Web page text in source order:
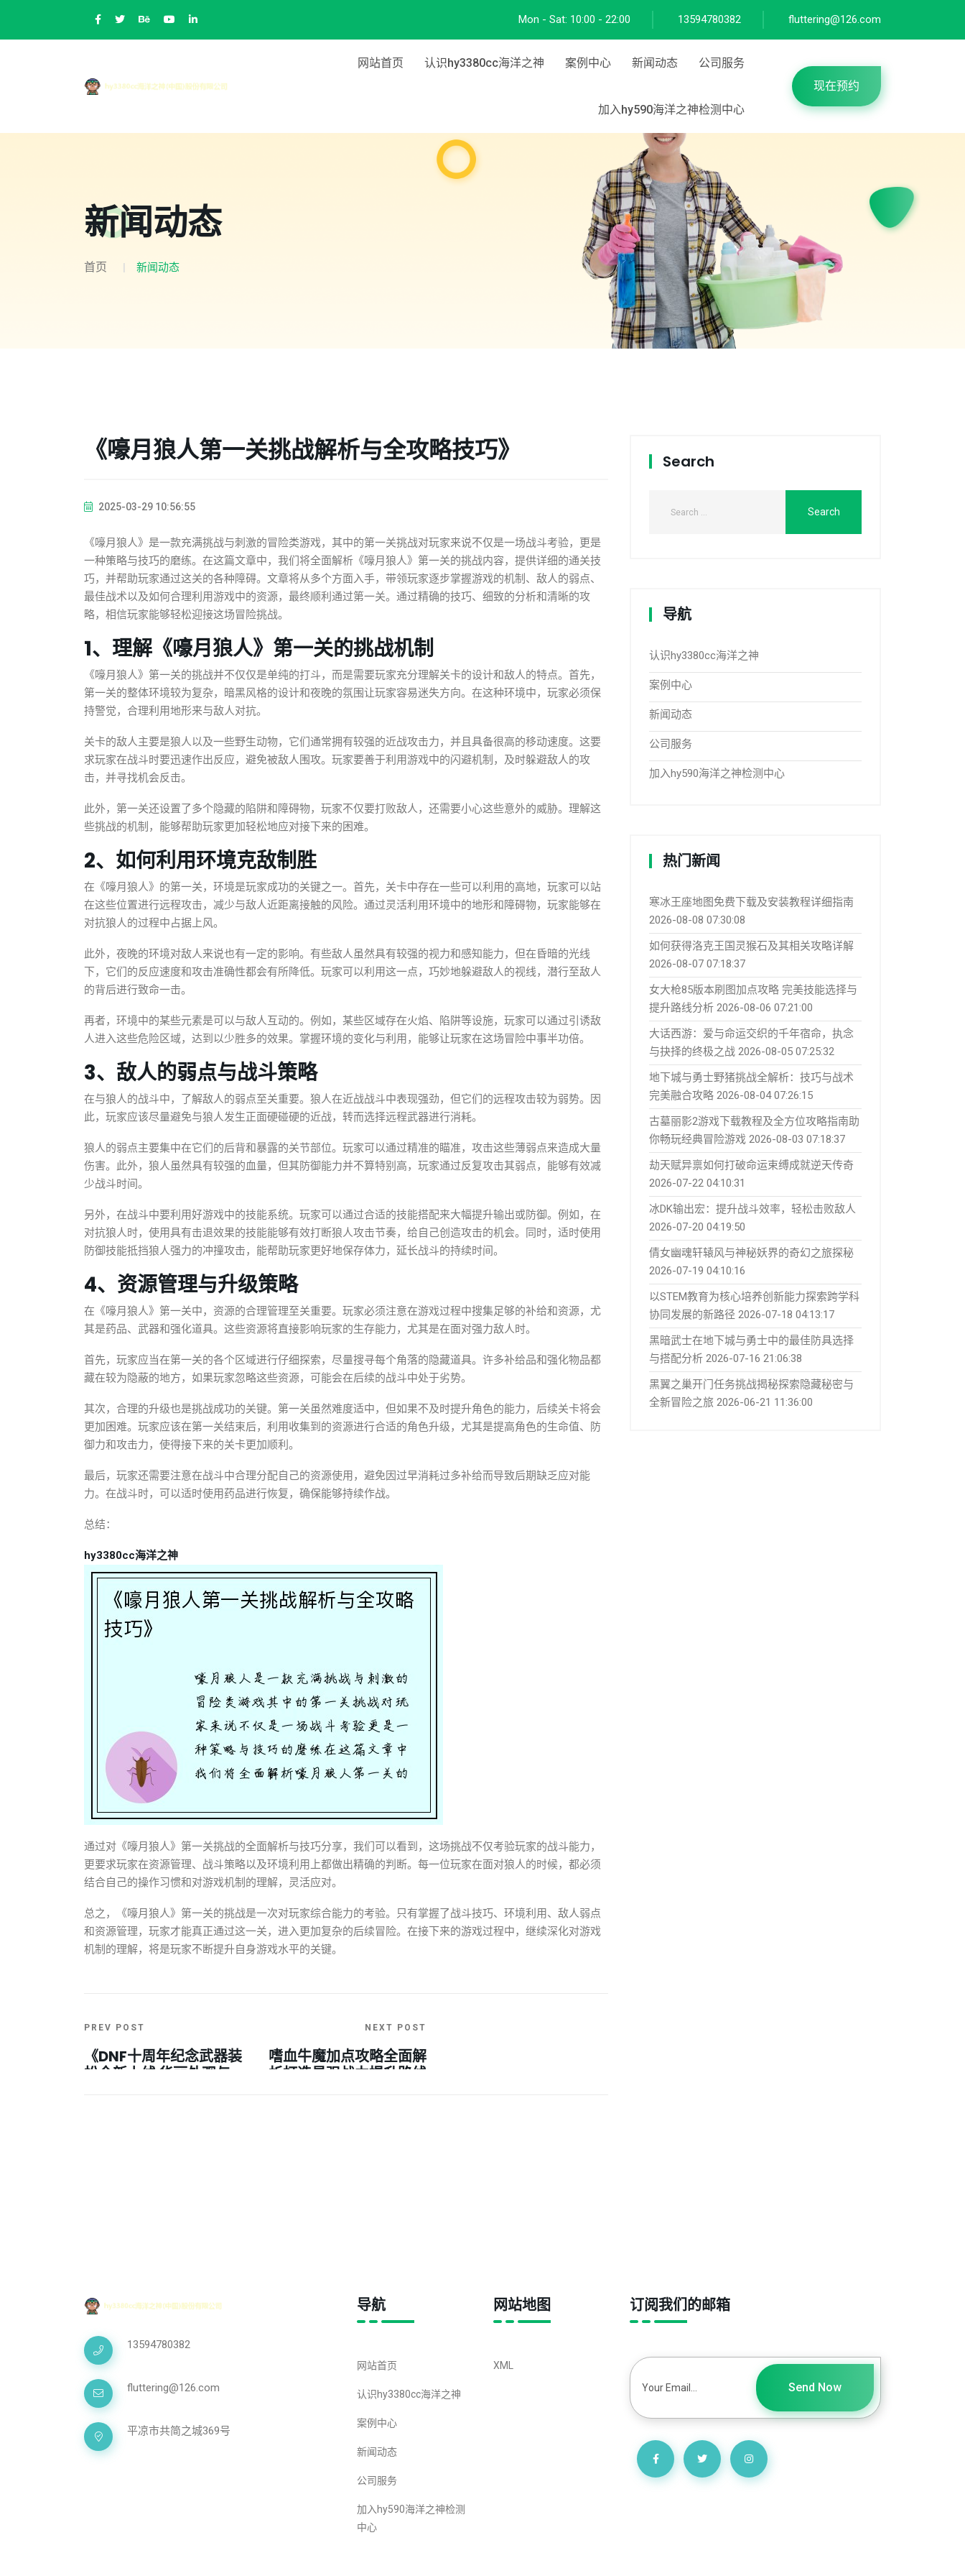
Mon - Sat: 10:00 - 22:00 13594780382 fluttering@126.com
网站首页 认识hy3380cc海洋之神 案例中心 新闻动态 公司服务
加入hy590海洋之神检测中心
现在预约
新闻动态
首页 新闻动态
《嚎月狼人第一关挑战解析与全攻略技巧》
2025-03-29 10:56:55
《嚎月狼人》是一款充满挑战与刺激的冒险类游戏，其中的第一关挑战对玩家来说不仅是一场战斗考验，更是
一种策略与技巧的磨练。在这篇文章中，我们将全面解析《嚎月狼人》第一关的挑战内容，提供详细的通关技
巧，并帮助玩家通过这关的各种障碍。文章将从多个方面入手，带领玩家逐步掌握游戏的机制、敌人的弱点、
最佳战术以及如何合理利用游戏中的资源，最终顺利通过第一关。通过精确的技巧、细致的分析和清晰的攻
略，相信玩家能够轻松迎接这场冒险挑战。
1、理解《嚎月狼人》第一关的挑战机制
《嚎月狼人》第一关的挑战并不仅仅是单纯的打斗，而是需要玩家充分理解关卡的设计和敌人的特点。首先，
第一关的整体环境较为复杂，暗黑风格的设计和夜晚的氛围让玩家容易迷失方向。在这种环境中，玩家必须保
持警觉，合理利用地形来与敌人对抗。
关卡的敌人主要是狼人以及一些野生动物，它们通常拥有较强的近战攻击力，并且具备很高的移动速度。这要
求玩家在战斗时要迅速作出反应，避免被敌人围攻。玩家要善于利用游戏中的闪避机制，及时躲避敌人的攻
击，并寻找机会反击。
此外，第一关还设置了多个隐藏的陷阱和障碍物，玩家不仅要打败敌人，还需要小心这些意外的威胁。理解这
些挑战的机制，能够帮助玩家更加轻松地应对接下来的困难。
2、如何利用环境克敌制胜
在《嚎月狼人》的第一关，环境是玩家成功的关键之一。首先，关卡中存在一些可以利用的高地，玩家可以站
在这些位置进行远程攻击，减少与敌人近距离接触的风险。通过灵活利用环境中的地形和障碍物，玩家能够在
对抗狼人的过程中占据上风。
此外，夜晚的环境对敌人来说也有一定的影响。有些敌人虽然具有较强的视力和感知能力，但在昏暗的光线
下，它们的反应速度和攻击准确性都会有所降低。玩家可以利用这一点，巧妙地躲避敌人的视线，潜行至敌人
的背后进行致命一击。
再者，环境中的某些元素是可以与敌人互动的。例如，某些区域存在火焰、陷阱等设施，玩家可以通过引诱敌
人进入这些危险区域，达到以少胜多的效果。掌握环境的变化与利用，能够让玩家在这场冒险中事半功倍。
3、敌人的弱点与战斗策略
在与狼人的战斗中，了解敌人的弱点至关重要。狼人在近战战斗中表现强劲，但它们的远程攻击较为弱势。因
此，玩家应该尽量避免与狼人发生正面硬碰硬的近战，转而选择远程武器进行消耗。
狼人的弱点主要集中在它们的后背和暴露的关节部位。玩家可以通过精准的瞄准，攻击这些薄弱点来造成大量
伤害。此外，狼人虽然具有较强的血量，但其防御能力并不算特别高，玩家通过反复攻击其弱点，能够有效减
少战斗时间。
另外，在战斗中要利用好游戏中的技能系统。玩家可以通过合适的技能搭配来大幅提升输出或防御。例如，在
对抗狼人时，使用具有击退效果的技能能够有效打断狼人攻击节奏，给自己创造攻击的机会。同时，适时使用
防御技能抵挡狼人强力的冲撞攻击，能帮助玩家更好地保存体力，延长战斗的持续时间。
4、资源管理与升级策略
在《嚎月狼人》第一关中，资源的合理管理至关重要。玩家必须注意在游戏过程中搜集足够的补给和资源，尤
其是药品、武器和强化道具。这些资源将直接影响玩家的生存能力，尤其是在面对强力敌人时。
首先，玩家应当在第一关的各个区域进行仔细探索，尽量搜寻每个角落的隐藏道具。许多补给品和强化物品都
藏在较为隐蔽的地方，如果玩家忽略这些资源，可能会在后续的战斗中处于劣势。
其次，合理的升级也是挑战成功的关键。第一关虽然难度适中，但如果不及时提升角色的能力，后续关卡将会
更加困难。玩家应该在第一关结束后，利用收集到的资源进行合适的角色升级，尤其是提高角色的生命值、防
御力和攻击力，使得接下来的关卡更加顺利。
最后，玩家还需要注意在战斗中合理分配自己的资源使用，避免因过早消耗过多补给而导致后期缺乏应对能
力。在战斗时，可以适时使用药品进行恢复，确保能够持续作战。
总结：
hy3380cc海洋之神
通过对《嚎月狼人》第一关挑战的全面解析与技巧分享，我们可以看到，这场挑战不仅考验玩家的战斗能力，
更要求玩家在资源管理、战斗策略以及环境利用上都做出精确的判断。每一位玩家在面对狼人的时候，都必须
结合自己的操作习惯和对游戏机制的理解，灵活应对。
总之，《嚎月狼人》第一关的挑战是一次对玩家综合能力的考验。只有掌握了战斗技巧、环境利用、敌人弱点
和资源管理，玩家才能真正通过这一关，进入更加复杂的后续冒险。在接下来的游戏过程中，继续深化对游戏
机制的理解，将是玩家不断提升自身游戏水平的关键。
PREV POST
《DNF十周年纪念武器装
扮全新上线 华丽外观与
NEXT POST
嗜血牛魔加点攻略全面解
析打造最强战力提升路线
Search
导航
认识hy3380cc海洋之神
案例中心
新闻动态
公司服务
加入hy590海洋之神检测中心
热门新闻
寒冰王座地图免费下载及安装教程详细指南
2026-08-08 07:30:08
如何获得洛克王国灵猴石及其相关攻略详解
2026-08-07 07:18:37
女大枪85版本刷图加点攻略 完美技能选择与
提升路线分析 2026-08-06 07:21:00
大话西游：爱与命运交织的千年宿命，执念
与抉择的终极之战 2026-08-05 07:25:32
地下城与勇士野猪挑战全解析：技巧与战术
完美融合攻略 2026-08-04 07:26:15
古墓丽影2游戏下载教程及全方位攻略指南助
你畅玩经典冒险游戏 2026-08-03 07:18:37
劫天赋异禀如何打破命运束缚成就逆天传奇
2026-07-22 04:10:31
冰DK输出宏：提升战斗效率，轻松击败敌人
2026-07-20 04:19:50
倩女幽魂轩辕风与神秘妖界的奇幻之旅探秘
2026-07-19 04:10:16
以STEM教育为核心培养创新能力探索跨学科
协同发展的新路径 2026-07-18 04:13:17
黑暗武士在地下城与勇士中的最佳防具选择
与搭配分析 2026-07-16 21:06:38
黑翼之巢开门任务挑战揭秘探索隐藏秘密与
全新冒险之旅 2026-06-21 11:36:00
13594780382
fluttering@126.com
平凉市共简之城369号
导航
网站首页
认识hy3380cc海洋之神
案例中心
新闻动态
公司服务
加入hy590海洋之神检测
中心
网站地图
XML
订阅我们的邮箱
Send Now